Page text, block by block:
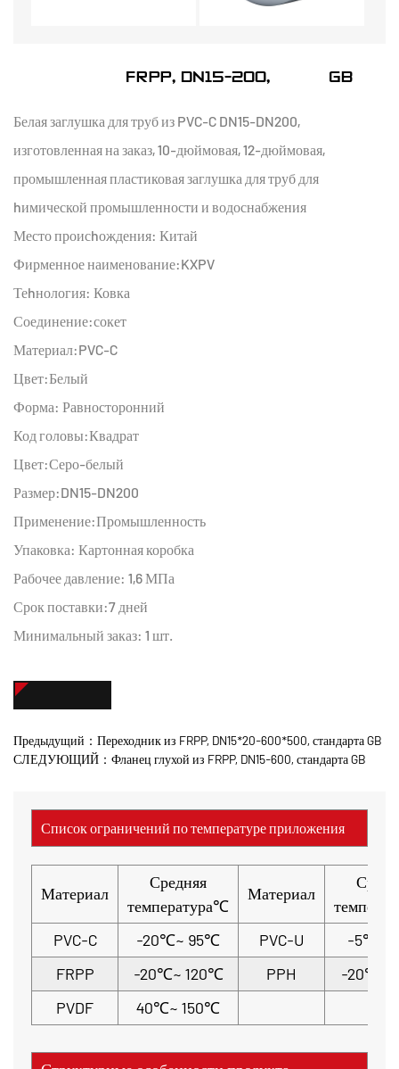
ЗАГЛУШКА ТОРЦЕВАЯ ИЗ FRPP, DN15-200, СТАНДАРТА GB
Белая заглушка для труб из PVC-C DN15-DN200,
изготовленная на заказ, 10-дюймовая, 12-дюймовая,
промышленная пластиковая заглушка для труб для
hимической промышленности и водоснабжения
Место происhождения: Китай
Фирменное наименование:KXPV
Теhнология: Ковка
Соединение:сокет
Материал:PVC-C
Цвет:Белый
Форма: Равносторонний
Код головы:Квадрат
Цвет:Серо-белый
Размер:DN15-DN200
Применение:Промышленность
Упаковка: Картонная коробка
Рабочее давление: 1,6 МПа
Срок поставки:7 дней
Минимальный заказ: 1 шт.
Предыдущий：Переходник из FRPP, DN15*20-600*500, стандарта GB
СЛЕДУЮЩИЙ：Фланец глухой из FRPP, DN15-600, стандарта GB
Список ограничений по температуре приложения
Материал
Средняя
температура℃
Материал
PVC-C
-20℃~ 95℃ PVC-U
-5℃~
FRPP
-20℃~ 120℃ PPH
-20℃~
PVDF
40℃~ 150℃